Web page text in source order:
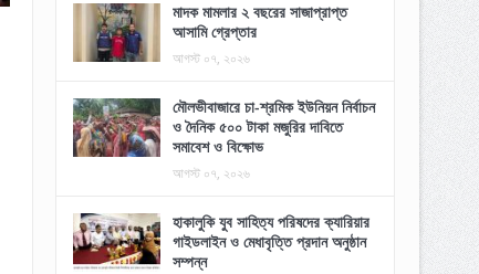
মাদক মামলার ২ বছরের সাজাপ্রাপ্ত
আসামি গ্রেপ্তার
আগস্ট ০৭, ২০২৬
মৌলভীবাজারে চা-শ্রমিক ইউনিয়ন নির্বাচন
ও দৈনিক ৫০০ টাকা মজুরির দাবিতে
সমাবেশ ও বিক্ষোভ
আগস্ট ০৭, ২০২৬
হাকালুকি যুব সাহিত্য পরিষদের ক্যারিয়ার
গাইডলাইন ও মেধাবৃত্তি প্রদান অনুষ্ঠান
সম্পন্ন